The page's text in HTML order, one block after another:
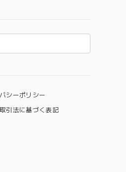
シーポリシー
引法に基づく表記